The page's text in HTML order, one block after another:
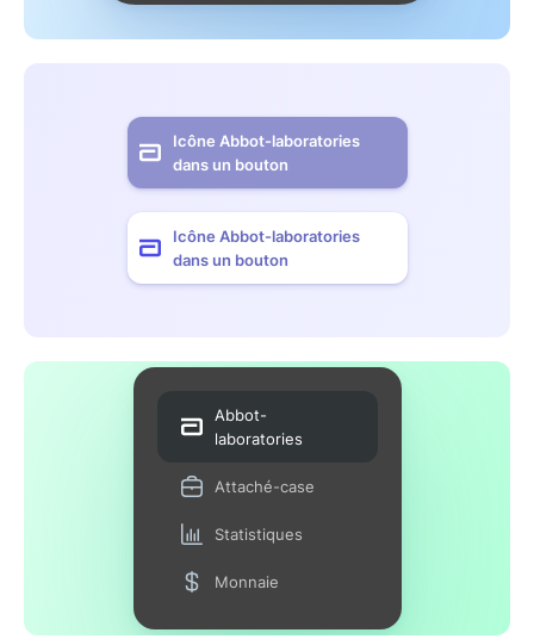
Icône Abbot-laboratories
dans un bouton
Icône Abbot-laboratories
dans un bouton
Abbot-
laboratories
Attaché-case
Statistiques
Monnaie